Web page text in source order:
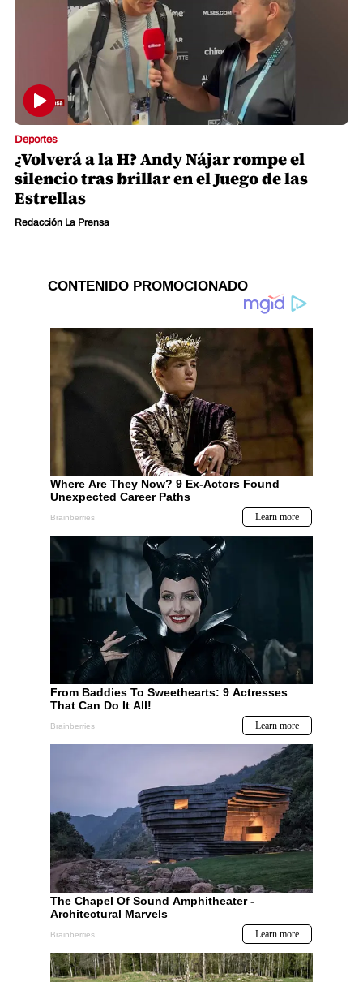
Deportes
¿Volverá a la H? Andy Nájar rompe el
silencio tras brillar en el Juego de las
Estrellas
Redacción La Prensa